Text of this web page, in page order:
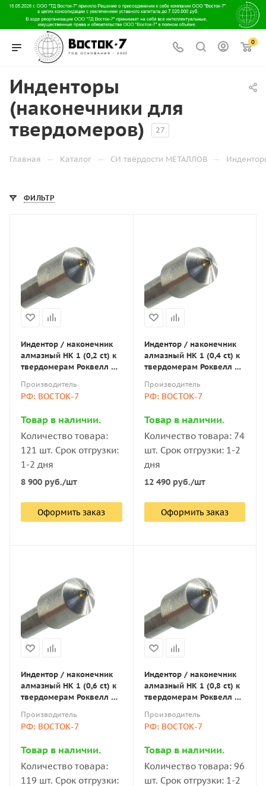
0
Инденторы
(наконечники для
твердомеров)
27
Главная — Каталог — СИ твёрдости МЕТАЛЛОВ —
ФИЛЬТР
Индентор / наконечник
алмазный НК 1 (0,2 ct) к
твердомерам Роквелл и
9377-81
Производитель
РФ: ВОСТОК-7
Товар в наличии.
Количество товара:
121 шт. Срок отгрузки:
1-2 дня
8 900 руб./шт
Оформить заказ
Индентор / наконечник
алмазный НК 1 (0,4 ct) к
твердомерам Роквелл и
9377-81
Производитель
РФ: ВОСТОК-7
Товар в наличии.
Количество товара: 74
шт. Срок отгрузки: 1-2
дня
12 490руб./шт
Оформить заказ
Индентор / наконечник
алмазный НК 1 (0,6 ct) к
твердомерам Роквелл и
9377-81
Производитель
РФ: ВОСТОК-7
Товар в наличии.
Количество товара:
119 шт. Срок отгрузки:
Индентор / наконечник
алмазный НК 1 (0,8 ct) к
твердомерам Роквелл и
9377-81
Производитель
РФ: ВОСТОК-7
Товар в наличии.
Количество товара: 96
шт. Срок отгрузки: 1-2